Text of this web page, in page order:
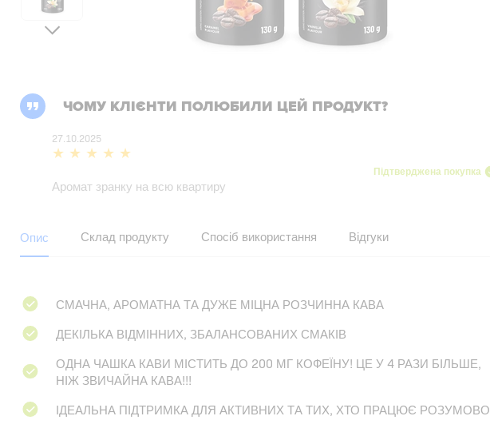
ЧОМУ КЛІЄНТИ ПОЛЮБИЛИ ЦЕЙ ПРОДУКТ?
27.10.2025
Підтверджена покупка
Аромат зранку на всю квартиру
Опис Склад продукту Спосіб використання Відгуки
СМАЧНА, АРОМАТНА ТА ДУЖЕ МІЦНА РОЗЧИННА КАВА
ДЕКІЛЬКА ВІДМІННИХ, ЗБАЛАНСОВАНИХ СМАКІВ
ОДНА ЧАШКА КАВИ МІСТИТЬ ДО 200 МГ КОФЕЇНУ! ЦЕ У 4 РАЗИ БІЛЬШЕ,
НІЖ ЗВИЧАЙНА КАВА!!!
ІДЕАЛЬНА ПІДТРИМКА ДЛЯ АКТИВНИХ ТА ТИХ, ХТО ПРАЦЮЄ РОЗУМОВО